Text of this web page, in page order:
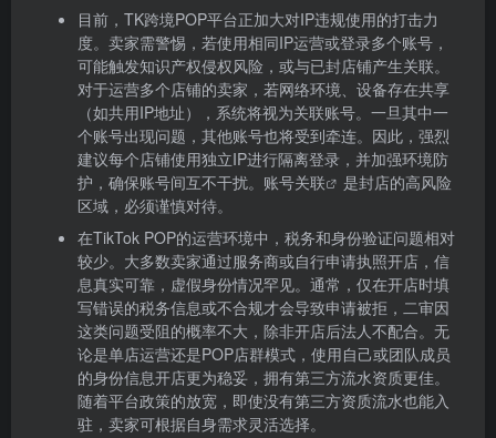
目前，TK跨境POP平台正加大对IP违规使用的打击力
度。卖家需警惕，若使用相同IP运营或登录多个账号，
可能触发知识产权侵权风险，或与已封店铺产生关联。
对于运营多个店铺的卖家，若网络环境、设备存在共享
（如共用IP地址），系统将视为关联账号。一旦其中一
个账号出现问题，其他账号也将受到牵连。因此，强烈
建议每个店铺使用独立IP进行隔离登录，并加强环境防
护，确保账号间互不干扰。 账号关联
是封店的高风险
区域，必须谨慎对待。
在TikTok POP的运营环境中，税务和身份验证问题相对
较少。大多数卖家通过服务商或自行申请执照开店，信
息真实可靠，虚假身份情况罕见。通常，仅在开店时填
写错误的税务信息或不合规才会导致申请被拒，二审因
这类问题受阻的概率不大，除非开店后法人不配合。无
论是单店运营还是POP店群模式，使用自己或团队成员
的身份信息开店更为稳妥，拥有第三方流水资质更佳。
随着平台政策的放宽，即使没有第三方资质流水也能入
驻，卖家可根据自身需求灵活选择。